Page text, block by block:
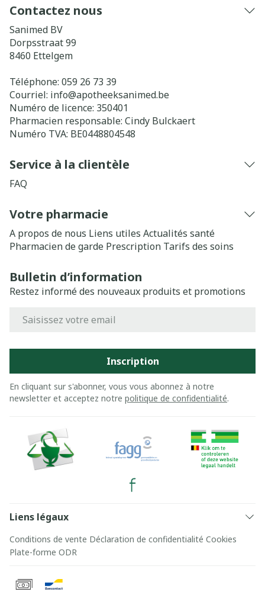
Contactez nous
Sanimed BV
Dorpsstraat 99
8460 Ettelgem
Téléphone: 059 26 73 39
Courriel: info@apotheeksanimed.be
Numéro de licence: 350401
Pharmacien responsable: Cindy Bulckaert
Numéro TVA: BE0448804548
Service à la clientèle
FAQ
Votre pharmacie
A propos de nous Liens utiles Actualités santé
Pharmacien de garde Prescription Tarifs des soins
Bulletin d’information
Restez informé des nouveaux produits et promotions
Inscription
En cliquant sur s'abonner, vous vous abonnez à notre
newsletter et acceptez notre politique de confidentialité.
Liens légaux
Conditions de vente Déclaration de confidentialité Cookies
Plate-forme ODR